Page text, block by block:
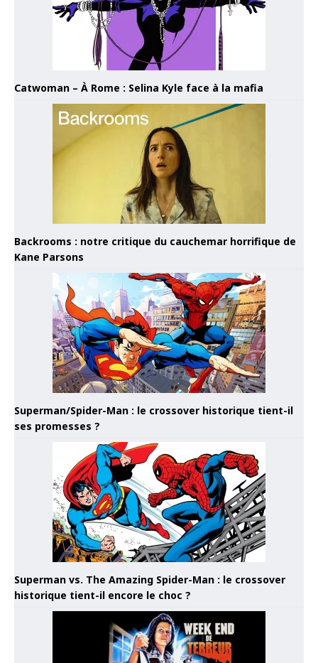
Catwoman – À Rome : Selina Kyle face à la mafia
Backrooms : notre critique du cauchemar horrifique de
Kane Parsons
Superman/Spider-Man : le crossover historique tient-il
ses promesses ?
Superman vs. The Amazing Spider-Man : le crossover
historique tient-il encore le choc ?